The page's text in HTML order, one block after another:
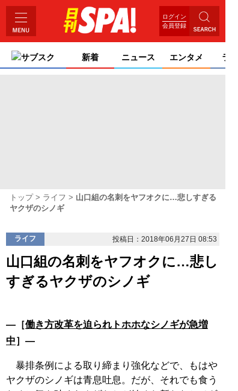
ログイン
会員登録
サブスク 新着 ニュース エンタメ ライ
トップ ライフ
山口組の名刺をヤフオクに…悲しすぎる
ヤクザのシノギ
ライフ 投稿日：2018年06月27日 08:53
山口組の名刺をヤフオクに…悲し
すぎるヤクザのシノギ
―［働き方改革を迫られトホホなシノギが急増
中］―
暴排条例による取り締まり強化などで、もはや
ヤクザのシノギは青息吐息。だが、それでも食う